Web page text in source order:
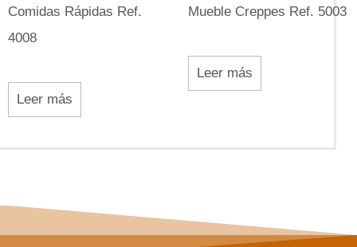
Comidas Rápidas Ref.
4008
Leer más
Mueble Creppes Ref. 5003
Leer más